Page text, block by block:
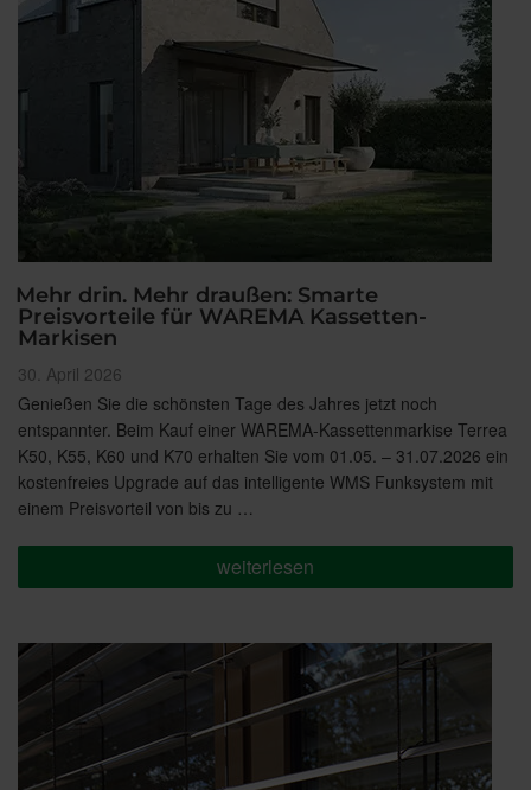
Mehr drin. Mehr draußen: Smarte
Preisvorteile für WAREMA Kassetten-
Markisen
Veröffentlicht
am
30. April 2026
Genießen Sie die schönsten Tage des Jahres jetzt noch
entspannter. Beim Kauf einer WAREMA-Kassettenmarkise Terrea
K50, K55, K60 und K70 erhalten Sie vom 01.05. – 31.07.2026 ein
kostenfreies Upgrade auf das intelligente WMS Funksystem mit
einem Preisvorteil von bis zu …
„Mehr
drin.
Smarte
Preisvorteile
WAREMA
Kassetten-
Markisen“
weiterlesen